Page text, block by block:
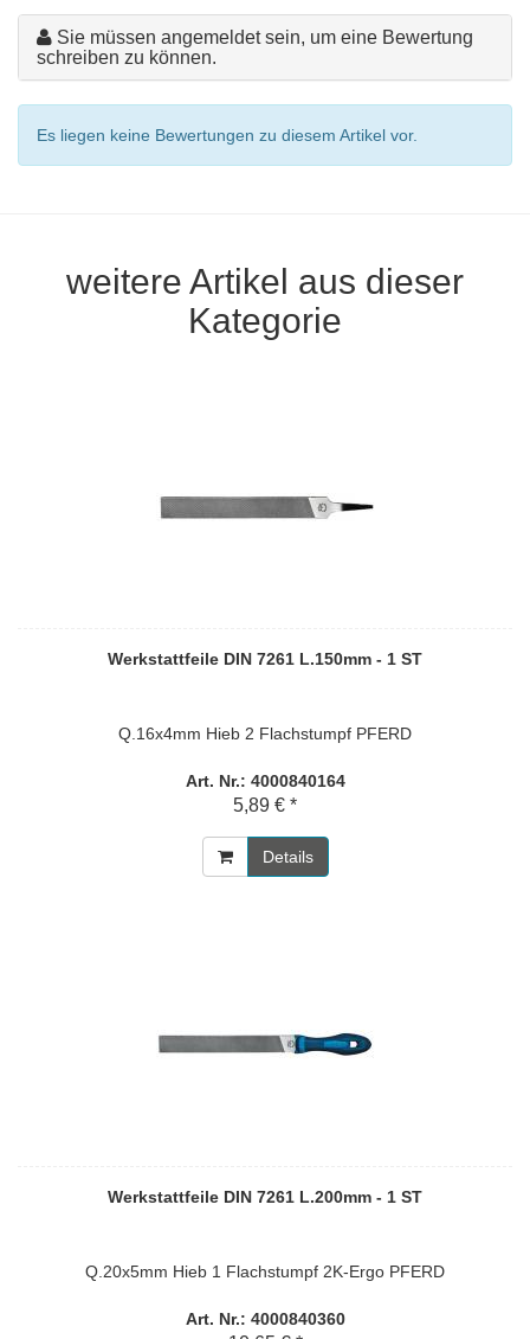
Sie müssen angemeldet sein, um eine Bewertung
schreiben zu können.
Es liegen keine Bewertungen zu diesem Artikel vor.
weitere Artikel aus dieser
Kategorie
Werkstattfeile DIN 7261 L.150mm - 1 ST
Q.16x4mm Hieb 2 Flachstumpf PFERD
Art. Nr.: 4000840164
5,89 € *
Details
Werkstattfeile DIN 7261 L.200mm - 1 ST
Q.20x5mm Hieb 1 Flachstumpf 2K-Ergo PFERD
Art. Nr.: 4000840360